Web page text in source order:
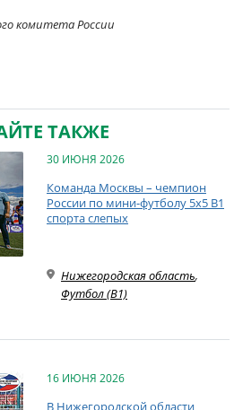
комитета России
ТАКЖЕ
30 ИЮНЯ 2026
Команда Москвы – чемпион
России по мини-футболу 5х5 В1
спорта слепых
Нижегородская область,
Футбол (B1)
16 ИЮНЯ 2026
В Нижегородской области